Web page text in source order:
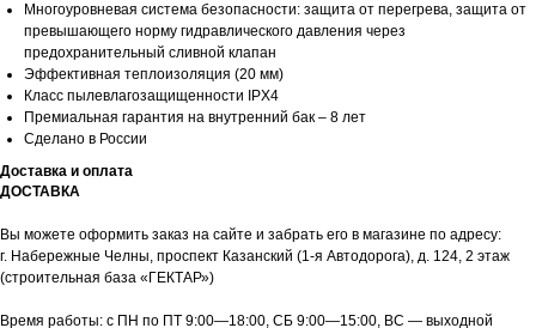
Многоуровневая система безопасности: защита от перегрева, защита от
превышающего норму гидравлического давления через
предохранительный сливной клапан
Эффективная теплоизоляция (20 мм)
Класс пылевлагозащищенности IPX4
Премиальная гарантия на внутренний бак – 8 лет
Сделано в России
Доставка и оплата
ДОСТАВКА
Вы можете оформить заказ на сайте и забрать его в магазине по адресу:
г. Набережные Челны, проспект Казанский (1-я Автодорога), д. 124, 2 этаж
(строительная база «ГЕКТАР»)
Время работы: с ПН по ПТ 9:00—18:00, СБ 9:00—15:00, ВС — выходной